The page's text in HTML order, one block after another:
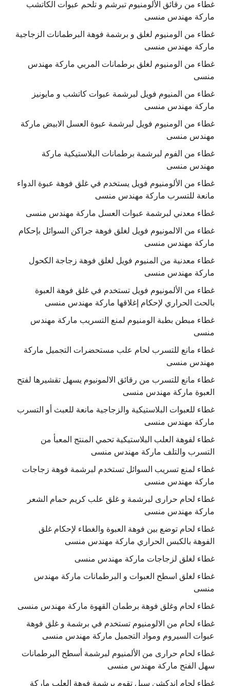
غطاء من رقائق الألومنيوم تبرشم و تلحم عبوات الكاتشب
ماركة مهندس منسى
غطاء من الومنيوم لغلق و برشمة فوهة البرطمانات الزجاجية
ماركة مهندس منسى
غطاء من الومنيوم لغلق برطمانات المربي ماركة مهندس
منسى
غطاء من المنيوم فويل لبرشمة عبوات كاتشب و مايونيز
ماركة مهندس منسى
غطاء من الومنيوم فويل لبرشمة عبوة العسل الابيض ماركة
مهندس منسى
غطاء من الفوم لبرشمة برطمانات البلاستيكية ماركة
مهندس منسى
غطاء من الألومنيوم فويل يستخدم في غلق فوهة عبوة الدواء
مانعة للتسرب ماركة مهندس منسى
غطاء معدني لبرشمة عبوات العسل ماركة مهندس منسى
غطاء من الالمونيوم فويل لغلق فوهة جراكن السوائل بإحكام
ماركة مهندس منسى
غطاء معدنية من المنيوم فويل لغلق فوهة زجاجة الكحول
ماركة مهندس منسى
غطاء من الألمونيوم فويل تستخدم في غلق فوهة العبوة
بالحث الحراري لإحكام إغلاقها ماركة مهندس منسى
غطاء مبطن بطبة الومنيوم لمنع التسريب ماركة مهندس
منسى
غطاء مانع للتسرب لحام علب مستحضرات التجميل ماركة
مهندس منسى
غطاء مانع للتسرب من رقائق الالمونيوم يسهل تقشيرها لفتح
العبوة ماركة مهندس منسى
غطاء للعبوات البلاستيكية والزجاجية مانعة للعبث أو التسرب
ماركة مهندس منسى
غطاء لفوهة العلب البلاستيكية تحمي المنتج المعبأ من
التسرب والتلف ماركة مهندس منسى
غطاء لمنع تسريب السوائل تستخدم لبرشمة فوهة زجاجات
ماركة مهندس منسى
غطاء لحام حرارى لبرشمة و غلق علب كريم حمام الشعر
ماركة مهندس منسى
غطاء لحام توضع بين فوهة العبوة والغطاء لإحكام غلق
الفوهة بالكبس الحراري ماركة مهندس منسى
غطاء لغلق لزجاجات ماركة مهندس منسى
غطاء لغلق اسطح العبوات و البرطمانات ماركة مهندس
منسى
غطاء لحام وغلق فوهة برطمان القهوة ماركة مهندس منسى
غطاء لحام من الالومنيوم تستخدم في برشمة و غلق فوهة
عبوات السيروم ومواد التجميل ماركة مهندس منسى
غطاء لحام حرارى من الألمنيوم لبرشمة أسطح البرطمانات
سهل الفتح ماركة مهندس منسى
غطاء لحام اندكشن سيل تقوم برشمة فوهة العلب ماركة